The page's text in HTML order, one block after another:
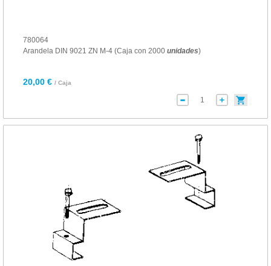
780064
Arandela DIN 9021 ZN M-4 (Caja con 2000 unidades)
20,00 € / Caja